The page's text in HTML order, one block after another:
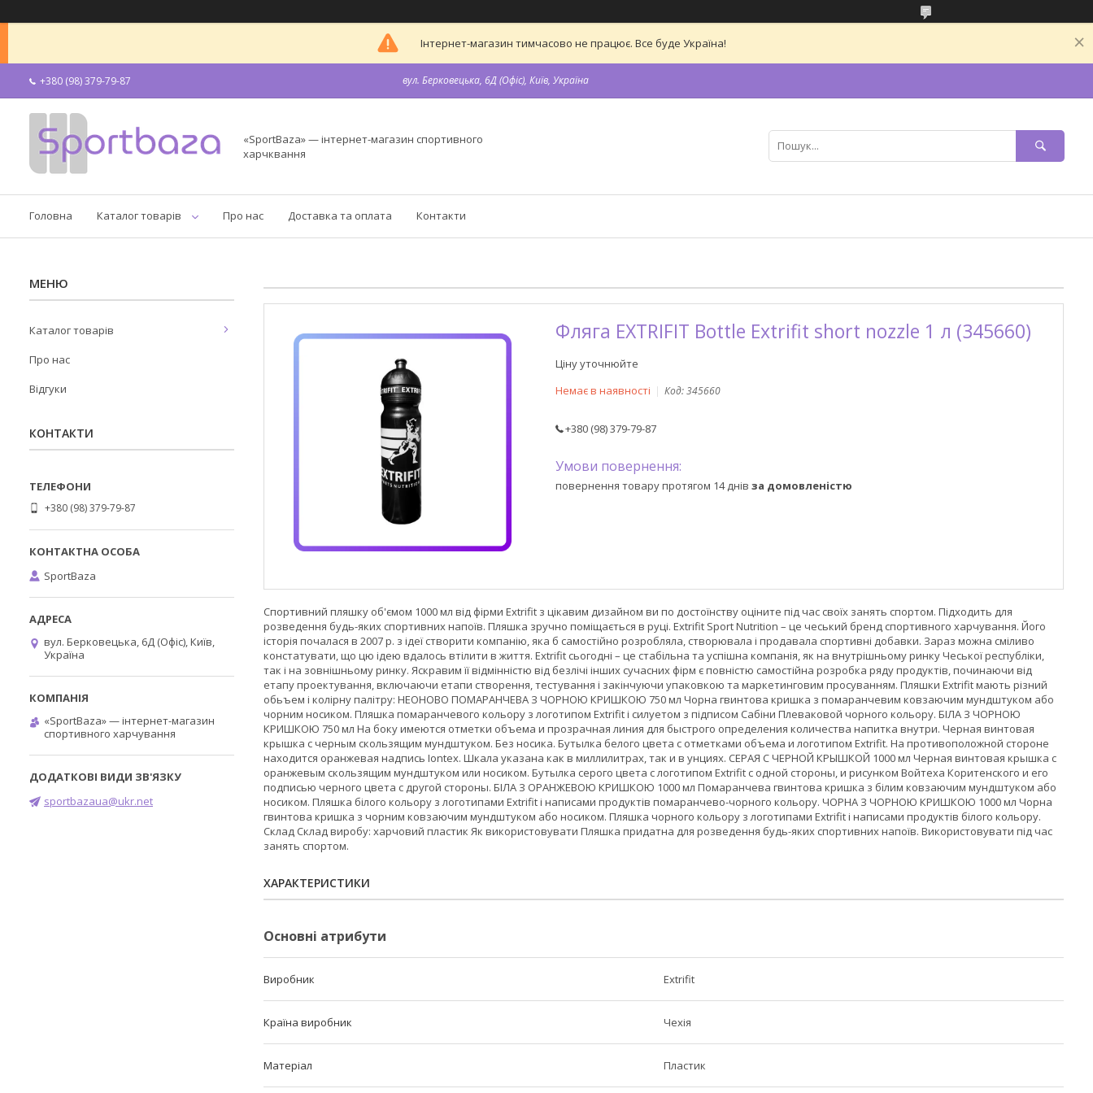
Інтернет-магазин тимчасово не працює. Все буде Україна!
+380 (98) 379-79-87 вул. Берковецька, 6Д (Офіс), Київ, Україна
«SportBaza» — інтернет-магазин спортивного
харчквання
Головна Каталог товарів Про нас Доставка та оплата Контакти
Фляга EXTRIFIT Bottle Extrifit short nozzle 1 л (345660)
Ціну уточнюйте
Немає в наявності
Код:345660
+380 (98) 379-79-87
повернення товару протягом 14 днів за домовленістю
Спортивний пляшку об'ємом 1000 мл від фірми Extrifit з цікавим дизайном ви по достоїнству оціните під час своїх занять спортом. Підходить для
розведення будь-яких спортивних напоїв. Пляшка зручно поміщається в руці. Extrifit Sport Nutrition – це чеський бренд спортивного харчування. Його
історія почалася в 2007 р. з ідеї створити компанію, яка б самостійно розробляла, створювала і продавала спортивні добавки. Зараз можна сміливо
констатувати, що цю ідею вдалось втілити в життя. Extrifit сьогодні – це стабільна та успішна компанія, як на внутрішньому ринку Чеської республіки,
так і на зовнішньому ринку. Яскравим її відмінністю від безлічі інших сучасних фірм є повністю самостійна розробка ряду продуктів, починаючи від
етапу проектування, включаючи етапи створення, тестування і закінчуючи упаковкою та маркетинговим просуванням. Пляшки Extrifit мають різний
обьъем і колірну палітру: НЕОНОВО ПОМАРАНЧЕВА З ЧОРНОЮ КРИШКОЮ 750 мл Чорна гвинтова кришка з помаранчевим ковзаючим мундштуком або
чорним носиком. Пляшка помаранчевого кольору з логотипом Extrifit і силуетом з підписом Сабіни Плеваковой чорного кольору. БІЛА З ЧОРНОЮ
КРИШКОЮ 750 мл На боку имеются отметки объема и прозрачная линия для быстрого определения количества напитка внутри. Черная винтовая
крышка с черным скользящим мундштуком. Без носика. Бутылка белого цвета с отметками объема и логотипом Extrifit. На противоположной стороне
находится оранжевая надпись Iontex. Шкала указана как в миллилитрах, так и в унциях. СЕРАЯ С ЧЕРНОЙ КРЫШКОЙ 1000 мл Черная винтовая крышка с
оранжевым скользящим мундштуком или носиком. Бутылка серого цвета с логотипом Extrifit с одной стороны, и рисунком Войтеха Коритенского и его
подписью черного цвета с другой стороны. БІЛА З ОРАНЖЕВОЮ КРИШКОЮ 1000 мл Помаранчева гвинтова кришка з білим ковзаючим мундштуком або
носиком. Пляшка білого кольору з логотипами Extrifit і написами продуктів помаранчево-чорного кольору. ЧОРНА З ЧОРНОЮ КРИШКОЮ 1000 мл Чорна
гвинтова кришка з чорним ковзаючим мундштуком або носиком. Пляшка чорного кольору з логотипами Extrifit і написами продуктів білого кольору.
Склад Склад виробу: харчовий пластик Як використовувати Пляшка придатна для розведення будь-яких спортивних напоїв. Використовувати під час
занять спортом.
ХАРАКТЕРИСТИКИ
Основні атрибути
Виробник Extrifit
Країна виробник Чехія
Матеріал Пластик
Каталог товарів
Про нас
Відгуки
КОНТАКТИ
+380 (98) 379-79-87
SportBaza
вул. Берковецька, 6Д (Офіс), Київ,
Україна
«SportBaza» — інтернет-магазин
спортивного харчування
sportbazaua@ukr.net